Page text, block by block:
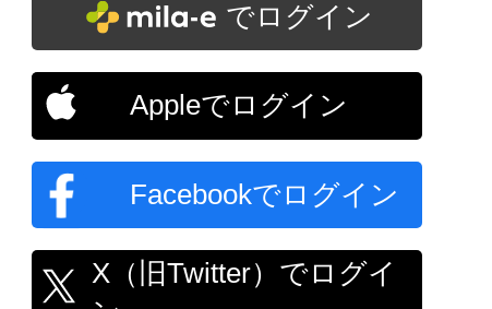
でログイン
Appleでログイン
Facebookでログイン
X（旧Twitter）でログイ